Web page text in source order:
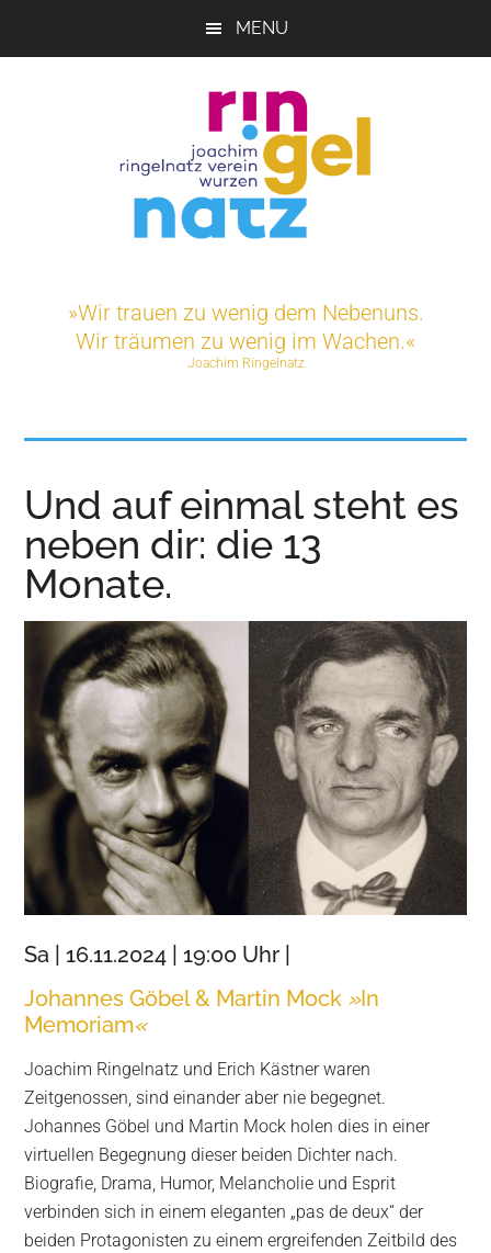
MENU
Ringelnatz-
Verein
e.V.
Projekte
in
Wurzen
»Wir trauen zu wenig dem Nebenuns.
Wir träumen zu wenig im Wachen.«
Joachim Ringelnatz
Und auf einmal steht es
neben dir: die 13
Monate.
Sa | 16.11.2024 | 19:00 Uhr |
Johannes Göbel & Martin Mock »In
Memoriam«
Joachim Ringelnatz und Erich Kästner waren
Zeitgenossen, sind einander aber nie begegnet.
Johannes Göbel und Martin Mock holen dies in einer
virtuellen Begegnung dieser beiden Dichter nach.
Biografie, Drama, Humor, Melancholie und Esprit
verbinden sich in einem eleganten „pas de deux“ der
beiden Protagonisten zu einem ergreifenden Zeitbild des